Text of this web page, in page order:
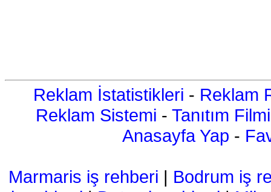
Reklam İstatistikleri - Reklam
Reklam Sistemi - Tanıtım Filmi
Anasayfa Yap -
Marmaris iş rehberi | Bodrum iş